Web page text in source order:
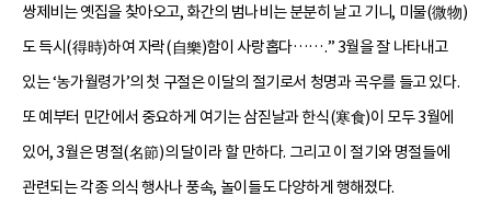
쌍제비는 옛집을 찾아오고, 화간의 범나비는 분분히 날고 기니, 미물(微物)
도 득시(得時)하여 자락(自樂)함이 사랑홉다…….” 3월을 잘 나타내고
있는 ‘농가월령가’의 첫 구절은 이달의 절기로서 청명과 곡우를 들고 있다.
또 예부터 민간에서 중요하게 여기는 삼짇날과 한식(寒食)이 모두 3월에
있어, 3월은 명절(名節)의 달이라 할 만하다. 그리고 이 절기와 명절들에
관련되는 각종 의식 행사나 풍속, 놀이들도 다양하게 행해졌다.